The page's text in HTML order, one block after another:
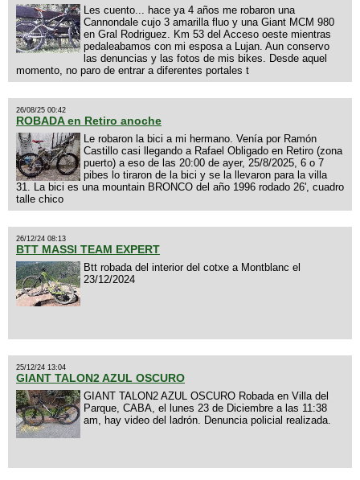
Les cuento... hace ya 4 años me robaron una
Cannondale cujo 3 amarilla fluo y una Giant MCM 980
en Gral Rodriguez. Km 53 del Acceso oeste mientras
pedaleabamos con mi esposa a Lujan. Aun conservo
las denuncias y las fotos de mis bikes. Desde aquel
momento, no paro de entrar a diferentes portales t
26/08/25 00:42
ROBADA en Retiro anoche
Le robaron la bici a mi hermano. Venía por Ramón
Castillo casi llegando a Rafael Obligado en Retiro (zona
puerto) a eso de las 20:00 de ayer, 25/8/2025, 6 o 7
pibes lo tiraron de la bici y se la llevaron para la villa
31. La bici es una mountain BRONCO del año 1996 rodado 26', cuadro
talle chico
26/12/24 08:13
BTT MASSI TEAM EXPERT
Btt robada del interior del cotxe a Montblanc el
23/12/2024
25/12/24 13:04
GIANT TALON2 AZUL OSCURO
GIANT TALON2 AZUL OSCURO Robada en Villa del
Parque, CABA, el lunes 23 de Diciembre a las 11:38
am, hay video del ladrón. Denuncia policial realizada.